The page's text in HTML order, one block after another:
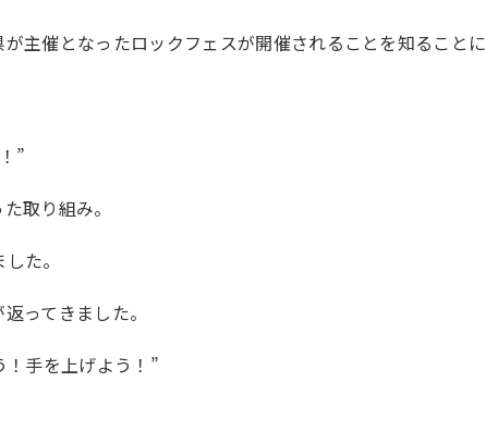
主催となったロックフェスが開催されることを知ることに
”
取り組み。
た。
ってきました。
手を上げよう！”